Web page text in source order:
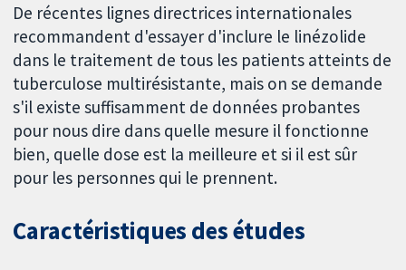
De récentes lignes directrices internationales
recommandent d'essayer d'inclure le linézolide
dans le traitement de tous les patients atteints de
tuberculose multirésistante, mais on se demande
s'il existe suffisamment de données probantes
pour nous dire dans quelle mesure il fonctionne
bien, quelle dose est la meilleure et si il est sûr
pour les personnes qui le prennent.
Caractéristiques des études